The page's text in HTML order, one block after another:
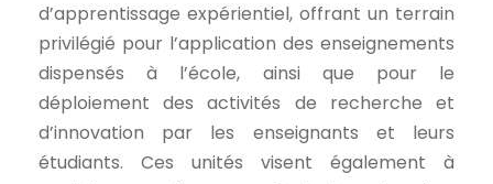
d’apprentissage expérientiel, offrant un terrain
privilégié pour l’application des enseignements
dispensés à l’école, ainsi que pour le
déploiement des activités de recherche et
d’innovation par les enseignants et leurs
étudiants. Ces unités visent également à